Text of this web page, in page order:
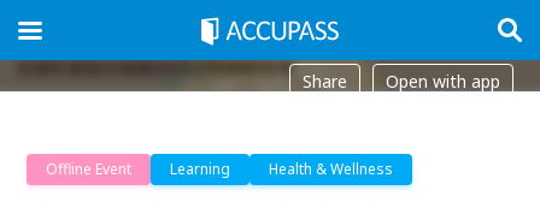
Share Open with app
Offline Event Learning Health & Wellness